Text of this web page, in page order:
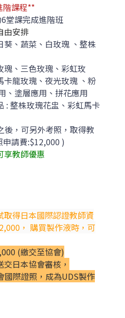
階課程**
堂課完成進階班
由安排
葵、蔬菜、白玫瑰 、整株
瑰、三色玫瑰、彩虹玫
卡龍玫瑰、夜光玫瑰 、粉
、塗層應用、拼花應用
: 整株玫瑰花盅、彩虹馬卡
後，可另外考照，取得教
申請費:$12,000 )
享教師優惠
得日本國際認證教師資
， 購買製作液時，可
(繳交至協會)
日本協會審核，
國際證照，成為UDS製作